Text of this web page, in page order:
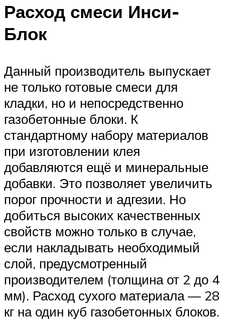
Расход смеси Инси-
Блок
Данный производитель выпускает
не только готовые смеси для
кладки, но и непосредственно
газобетонные блоки. К
стандартному набору материалов
при изготовлении клея
добавляются ещё и минеральные
добавки. Это позволяет увеличить
порог прочности и адгезии. Но
добиться высоких качественных
свойств можно только в случае,
если накладывать необходимый
слой, предусмотренный
производителем (толщина от 2 до 4
мм). Расход сухого материала — 28
кг на один куб газобетонных блоков.